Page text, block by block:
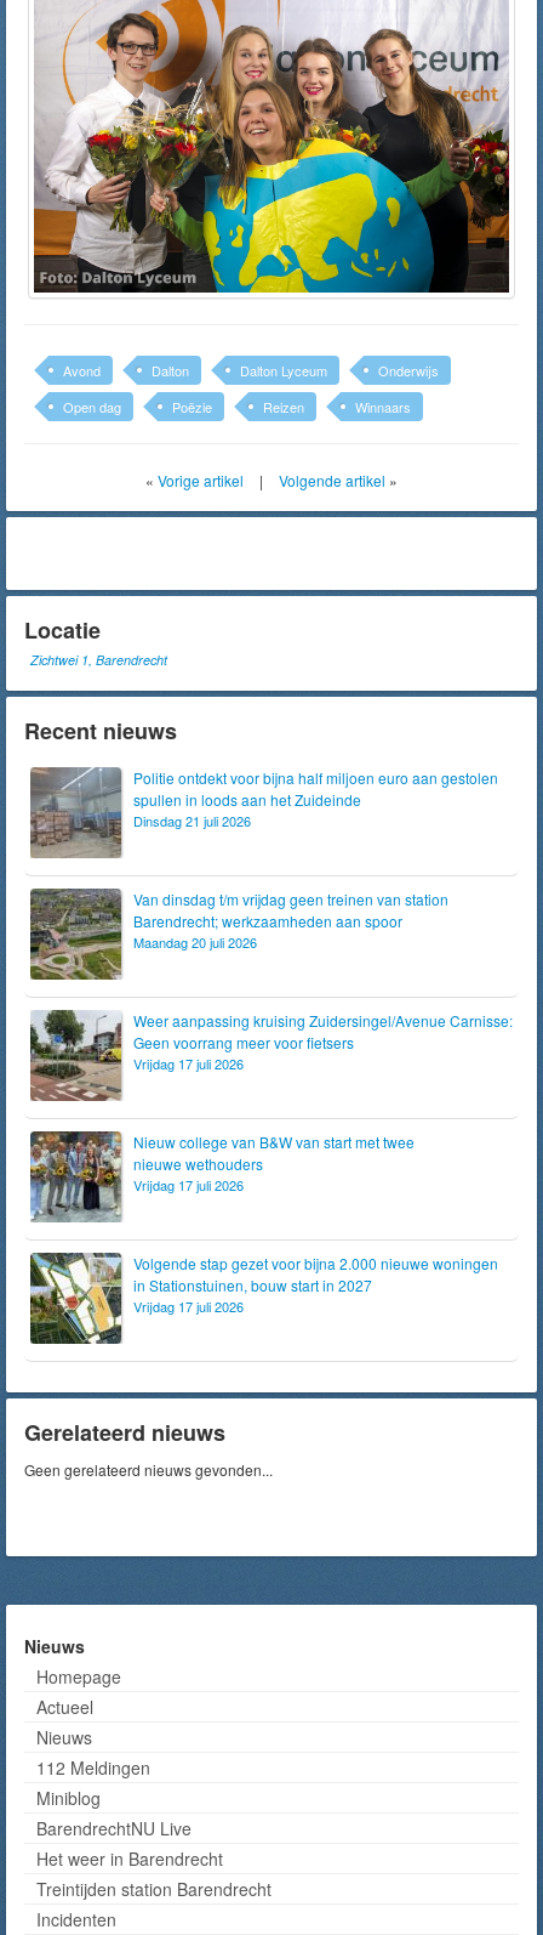
Avond Dalton Dalton Lyceum
Onderwijs
Open dag
Poëzie Reizen Winnaars
« Vorige artikel | Volgende artikel »
Locatie
Zichtwei 1, Barendrecht
Recent nieuws
Politie ontdekt voor bijna half miljoen euro aan gestolen
spullen in loods aan het Zuideinde
Dinsdag 21 juli 2026
Van dinsdag t/m vrijdag geen treinen van station
Barendrecht; werkzaamheden aan spoor
Maandag 20 juli 2026
Weer aanpassing kruising Zuidersingel/Avenue Carnisse:
Geen voorrang meer voor fietsers
Vrijdag 17 juli 2026
Nieuw college van B&W van start met twee
nieuwe wethouders
Vrijdag 17 juli 2026
Volgende stap gezet voor bijna 2.000 nieuwe woningen
in Stationstuinen, bouw start in 2027
Vrijdag 17 juli 2026
Gerelateerd nieuws
Geen gerelateerd nieuws gevonden...
Nieuws
Homepage
Actueel
Nieuws
112 Meldingen
Miniblog
BarendrechtNU Live
Het weer in Barendrecht
Treintijden station Barendrecht
Incidenten